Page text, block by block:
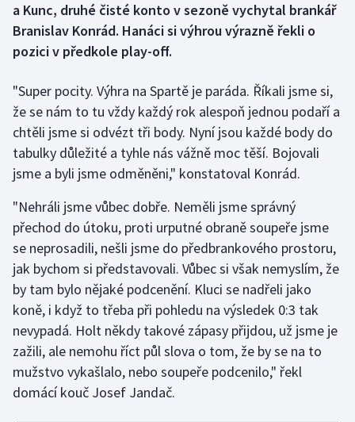
Florbal
Futsal
Golf
Gymnastika
Házená
Jezdectví
Judo
Krasobruslení
Lezení
Lyže a snowboard
a Kunc, druhé čisté konto v sezoně vychytal brankář
Branislav Konrád. Hanáci si výhrou výrazně řekli o
pozici v předkole play-off.
"Super pocity. Výhra na Spartě je paráda. Říkali jsme si,
že se nám to tu vždy každý rok alespoň jednou podaří a
chtěli jsme si odvézt tři body. Nyní jsou každé body do
tabulky důležité a tyhle nás vážně moc těší. Bojovali
jsme a byli jsme odměněni," konstatoval Konrád.
"Nehráli jsme vůbec dobře. Neměli jsme správný
přechod do útoku, proti urputné obraně soupeře jsme
se neprosadili, nešli jsme do předbrankového prostoru,
jak bychom si představovali. Vůbec si však nemyslím, že
by tam bylo nějaké podcenění. Kluci se nadřeli jako
koně, i když to třeba při pohledu na výsledek 0:3 tak
nevypadá. Holt někdy takové zápasy přijdou, už jsme je
zažili, ale nemohu říct půl slova o tom, že by se na to
mužstvo vykašlalo, nebo soupeře podcenilo," řekl
domácí kouč Josef Jandač.